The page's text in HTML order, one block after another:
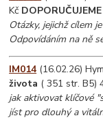
Kč DOPORUČUJEME
Otázky, jejichž cílem
Odpovídáním na ně
IM014 (16.02.26)
života ( 351 str. B5)
jak aktivovat klíčové
jíst pro dlouhý a